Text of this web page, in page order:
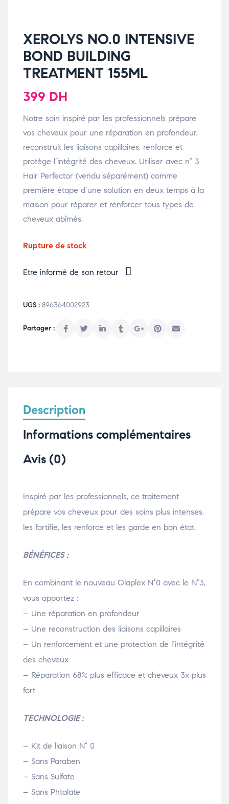
XEROLYS NO.0 INTENSIVE
BOND BUILDING
TREATMENT 155ML
399 DH
Notre soin inspiré par les professionnels prépare
vos cheveux pour une réparation en profondeur,
reconstruit les liaisons capillaires, renforce et
protège l’intégrité des cheveux. Utiliser avec n° 3
Hair Perfector (vendu séparément) comme
première étape d’une solution en deux temps à la
maison pour réparer et renforcer tous types de
cheveux abîmés.
Rupture de stock
Etre informé de son retour
UGS : 896364002923
Description
Informations complémentaires
Avis (0)
Inspiré par les professionnels, ce traitement
prépare vos cheveux pour des soins plus intenses,
les fortifie, les renforce et les garde en bon état.
BÉNÉFICES :
En combinant le nouveau Olaplex N°0 avec le N°3,
vous apportez :
– Une réparation en profondeur
– Une reconstruction des liaisons capillaires
– Un renforcement et une protection de l’intégrité
des cheveux
– Réparation 68% plus efficace et cheveux 3x plus
fort
TECHNOLOGIE :
– Kit de liaison N° 0
– Sans Paraben
– Sans Sulfate
– Sans Phtalate